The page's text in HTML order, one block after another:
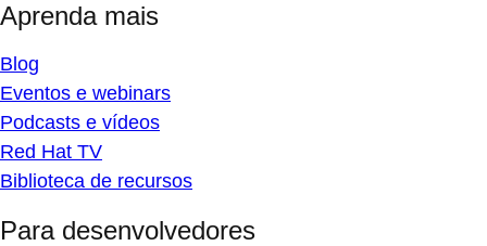
Aprenda mais
Blog
Eventos e webinars
Podcasts e vídeos
Red Hat TV
Biblioteca de recursos
Para desenvolvedores